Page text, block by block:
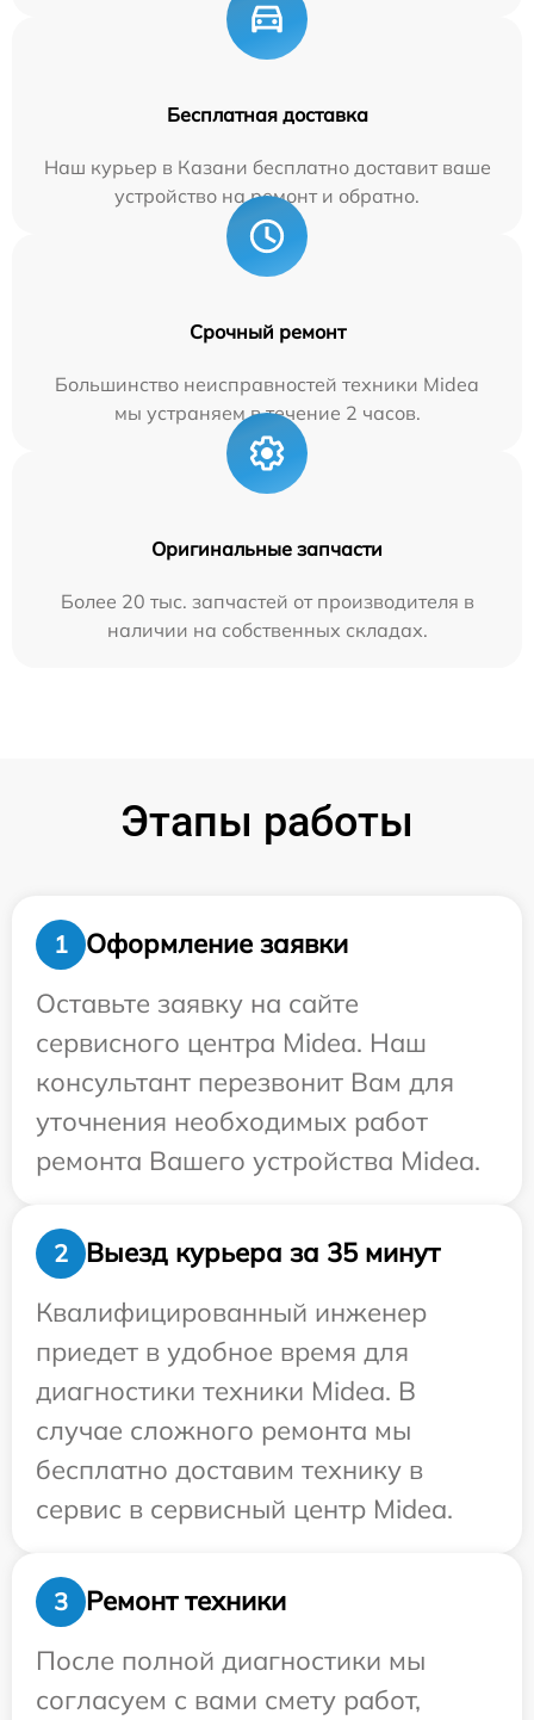
Бесплатная доставка
Наш курьер в Казани бесплатно доставит ваше
устройство на ремонт и обратно.
Срочный ремонт
Большинство неисправностей техники Midea
мы устраняем в течение 2 часов.
Оригинальные запчасти
Более 20 тыс. запчастей от производителя в
наличии на собственных складах.
Этапы работы
1
Оформление заявки
Оставьте заявку на сайте
сервисного центра Midea. Наш
консультант перезвонит Вам для
уточнения необходимых работ
ремонта Вашего устройства Midea.
2
Выезд курьера за 35 минут
Квалифицированный инженер
приедет в удобное время для
диагностики техники Midea. В
случае сложного ремонта мы
бесплатно доставим технику в
сервис в сервисный центр Midea.
3
Ремонт техники
После полной диагностики мы
согласуем с вами смету работ,